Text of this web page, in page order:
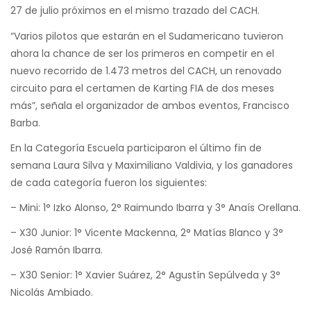
27 de julio próximos en el mismo trazado del CACH.
“Varios pilotos que estarán en el Sudamericano tuvieron
ahora la chance de ser los primeros en competir en el
nuevo recorrido de 1.473 metros del CACH, un renovado
circuito para el certamen de Karting FIA de dos meses
más”, señala el organizador de ambos eventos, Francisco
Barba.
En la Categoría Escuela participaron el último fin de
semana Laura Silva y Maximiliano Valdivia, y los ganadores
de cada categoría fueron los siguientes:
– Mini: 1° Izko Alonso, 2° Raimundo Ibarra y 3° Anaís Orellana.
– X30 Junior: 1° Vicente Mackenna, 2° Matías Blanco y 3°
José Ramón Ibarra.
– X30 Senior: 1° Xavier Suárez, 2° Agustín Sepúlveda y 3°
Nicolás Ambiado.